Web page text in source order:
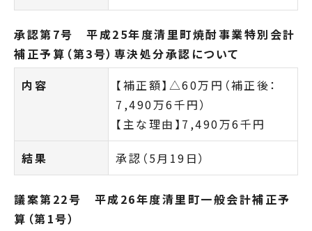
承認第7号 平成25年度清里町焼酎事業特別会計
補正予算（第3号）専決処分承認について
内容
【補正額】△60万円（補正後：
7,490万6千円）
【主な理由】7,490万6千円
結果 承認（5月19日）
議案第22号 平成26年度清里町一般会計補正予
算（第1号）